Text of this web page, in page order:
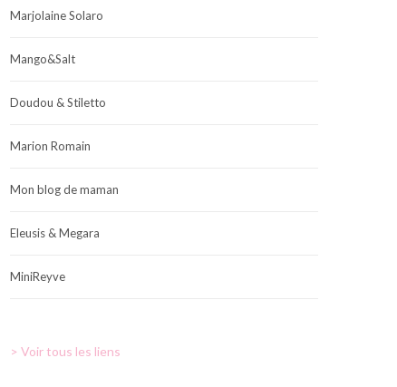
Marjolaine Solaro
Mango&Salt
Doudou & Stiletto
Marion Romain
Mon blog de maman
Eleusis & Megara
MiniReyve
> Voir tous les liens